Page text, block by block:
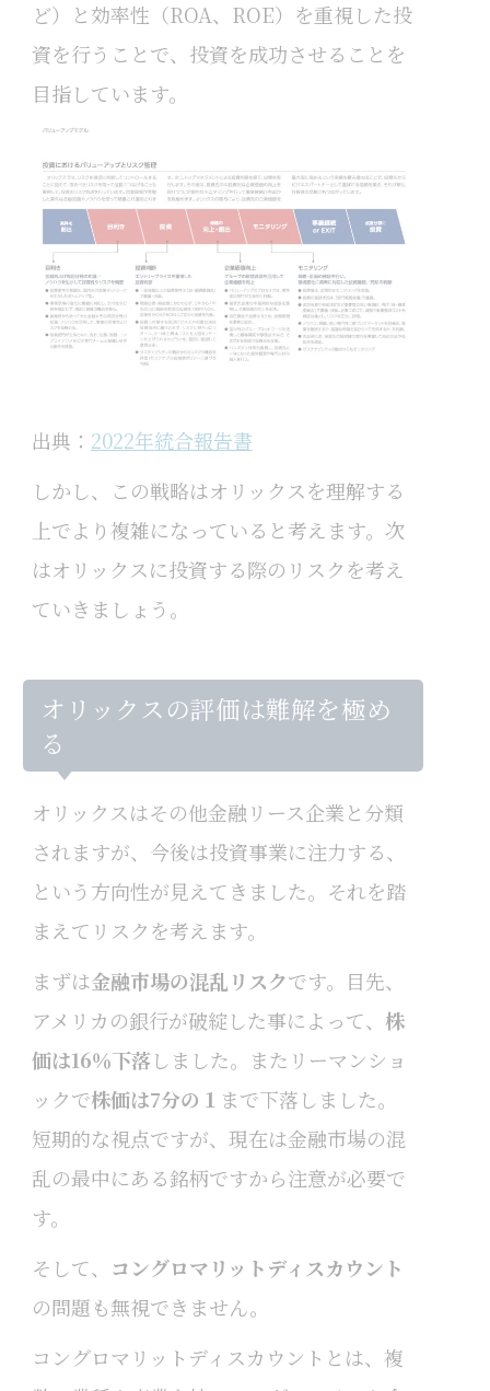
ど）と効率性（ROA、ROE）を重視した投
資を行うことで、投資を成功させることを
目指しています。
出典： 2022年統合報告書
しかし、この戦略はオリックスを理解する
上でより複雑になっていると考えます。次
はオリックスに投資する際のリスクを考え
ていきましょう。
オリックスの評価は難解を極め
る
オリックスはその他金融リース企業と分類
されますが、今後は投資事業に注力する、
という方向性が見えてきました。それを踏
まえてリスクを考えます。
まずは金融市場の混乱リスクです。目先、
アメリカの銀行が破綻した事によって、 株
価は16％下落しました。またリーマンショ
ックで株価は7分の１ まで下落しました。
短期的な視点ですが、現在は金融市場の混
乱の最中にある銘柄ですから注意が必要で
す。
そして、 コングロマリットディスカウント
の問題も無視できません。
コングロマリットディスカウントとは、複